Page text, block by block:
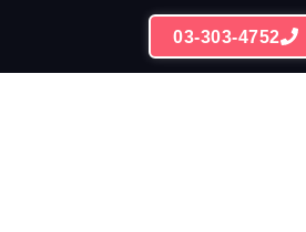
03-303-4752